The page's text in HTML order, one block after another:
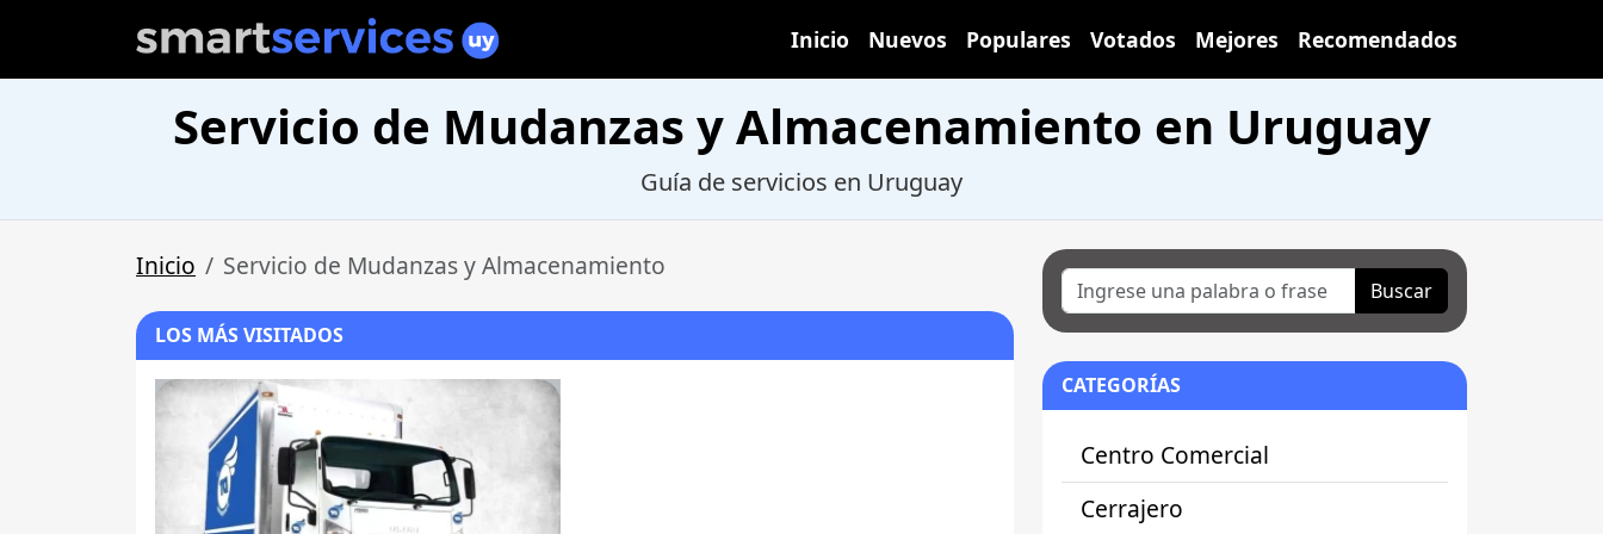
Inicio Nuevos Populares Votados Mejores Recomendados
Servicio de Mudanzas y Almacenamiento en Uruguay
Guía de servicios en Uruguay
Inicio Servicio de Mudanzas y Almacenamiento
LOS MÁS VISITADOS
Buscar
CATEGORÍAS
Centro Comercial
Cerrajero